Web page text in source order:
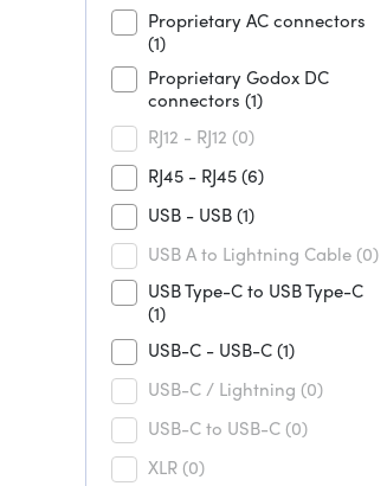
Proprietary AC connectors
(1)
Proprietary Godox DC
connectors (1)
RJ12 - RJ12 (0)
RJ45 - RJ45(6)
USB - USB(1)
USB A to Lightning Cable (0)
USB Type-C to USB Type-C
(1)
USB-C - USB-C(1)
USB-C / Lightning (0)
USB-C to USB-C (0)
XLR (0)